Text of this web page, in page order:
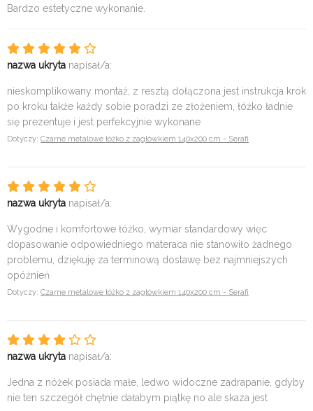
Bardzo estetyczne wykonanie.
nazwa ukryta napisał/a:
nieskomplikowany montaż, z resztą dołączona jest instrukcja krok
po kroku także każdy sobie poradzi ze złożeniem, łóżko ładnie
się prezentuje i jest perfekcyjnie wykonane
Dotyczy: Czarne metalowe łóżko z zagłówkiem 140x200 cm - Serafi
nazwa ukryta napisał/a:
Wygodne i komfortowe łóżko, wymiar standardowy więc
dopasowanie odpowiedniego materaca nie stanowiło żadnego
problemu, dziękuję za terminową dostawę bez najmniejszych
opóźnień
Dotyczy: Czarne metalowe łóżko z zagłówkiem 140x200 cm - Serafi
nazwa ukryta napisał/a:
Jedna z nóżek posiada małe, ledwo widoczne zadrapanie, gdyby
nie ten szczegół chętnie dałabym piątkę no ale skaza jest